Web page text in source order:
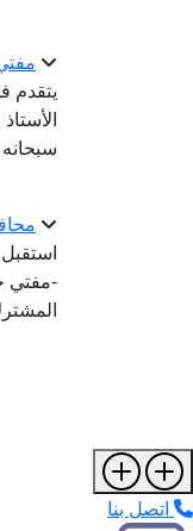
يتقدم
-مفتي
اتصل بنا